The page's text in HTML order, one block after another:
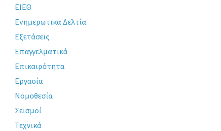
ΕΙΕΘ
Ενημερωτικά Δελτία
Εξετάσεις
Επαγγελματικά
Επικαιρότητα
Εργασία
Νομοθεσία
Σεισμοί
Τεχνικά